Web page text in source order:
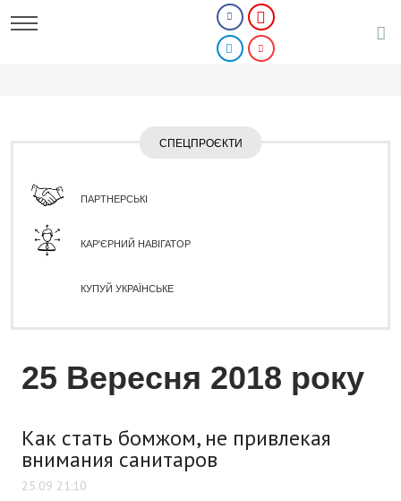
СПЕЦПРОЄКТИ
ПАРТНЕРСЬКІ
КАР'ЄРНИЙ НАВІГАТОР
КУПУЙ УКРАЇНСЬКЕ
25 Вересня 2018 року
Как стать бомжом, не привлекая
внимания санитаров
25.09 21:10